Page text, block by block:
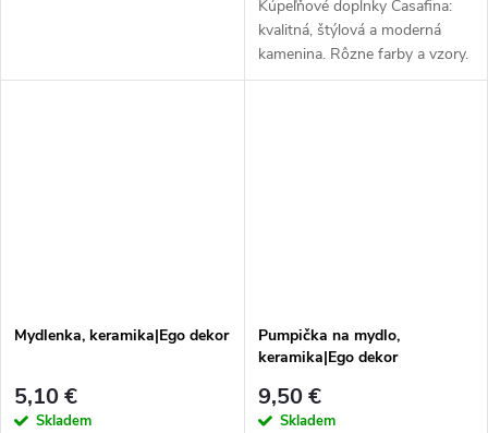
Kúpeľňové doplnky Casafina:
kvalitná, štýlová a moderná
kamenina. Rôzne farby a vzory.
Ideálne do kúpeľne. Skvelý
Mydlenka, keramika|Ego dekor
5,10 €
Skladem
Pumpička na mydlo,
keramika|Ego dekor
9,50 €
Skladem